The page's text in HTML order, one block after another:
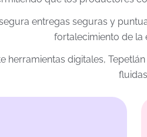
entregas seguras y
fortalecimiento de la
herramientas digitales,